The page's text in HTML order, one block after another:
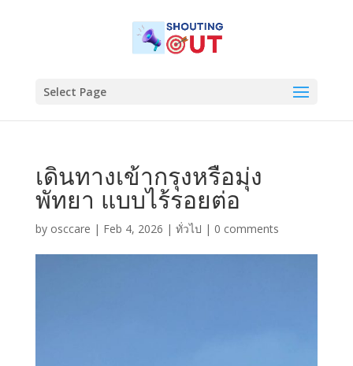
Select Page
เดินทางเข้ากรุงหรือมุ่ง
พัทยา แบบไร้รอยต่อ
by osccare | Feb 4, 2026 | ทั่วไป | 0 comments